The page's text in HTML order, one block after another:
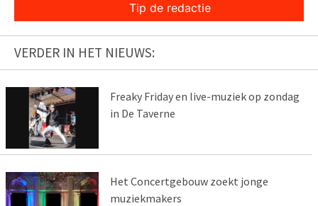
Tip de redactie
VERDER IN HET NIEUWS:
Freaky Friday en live-muziek op zondag
in De Taverne
Het Concertgebouw zoekt jonge
muziekmakers